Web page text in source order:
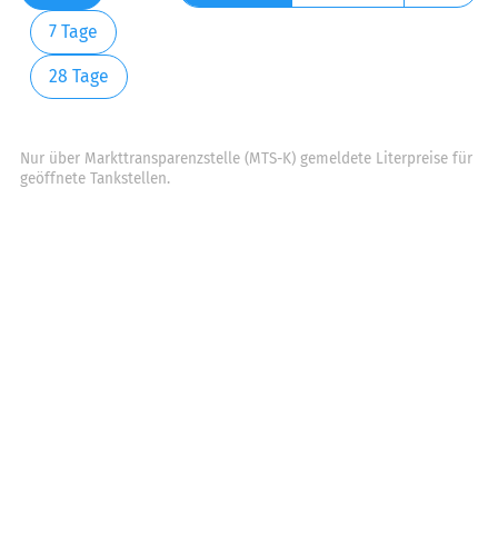
7 Tage
28 Tage
Nur über Markttransparenzstelle (MTS-K) gemeldete Literpreise für
geöffnete Tankstellen.